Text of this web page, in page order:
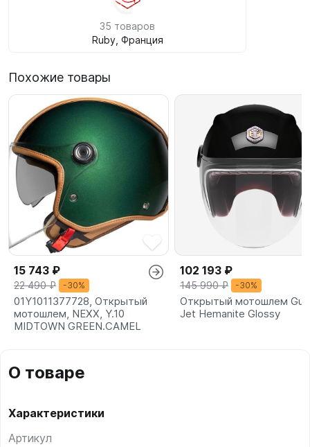
35 товаров
Ruby, Франция
Похожие товары
15 743 ₽
22 490 ₽ -30%
01Y1011377728, Открытый
мотошлем, NEXX, Y.10
MIDTOWN GREEN.CAMEL
102 193 ₽
145 990 ₽ -30%
Открытый мотошлем
Jet Hemanite Glossy
О товаре
Характеристики
Артикул